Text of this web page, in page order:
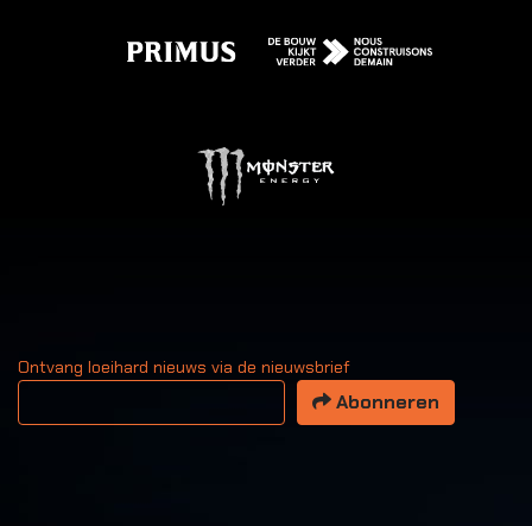
Ontvang loeihard nieuws via de nieuwsbrief
Uw email adres
Abonneren